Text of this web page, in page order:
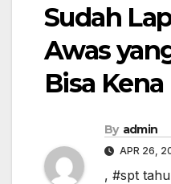
Sudah
Awas
Bisa
By admin
APR 26,
, #spt